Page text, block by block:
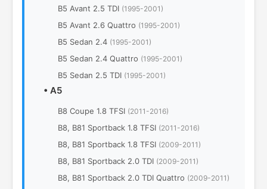
B5 Avant 2.5 TDI (1995-2001)
B5 Avant 2.6 Quattro (1995-2001)
B5 Sedan 2.4 (1995-2001)
B5 Sedan 2.4 Quattro (1995-2001)
B5 Sedan 2.5 TDI (1995-2001)
• A5
B8 Coupe 1.8 TFSI (2011-2016)
B8, B81 Sportback 1.8 TFSI (2011-2016)
B8, B81 Sportback 1.8 TFSI (2009-2011)
B8, B81 Sportback 2.0 TDI (2009-2011)
B8, B81 Sportback 2.0 TDI Quattro (2009-2011)